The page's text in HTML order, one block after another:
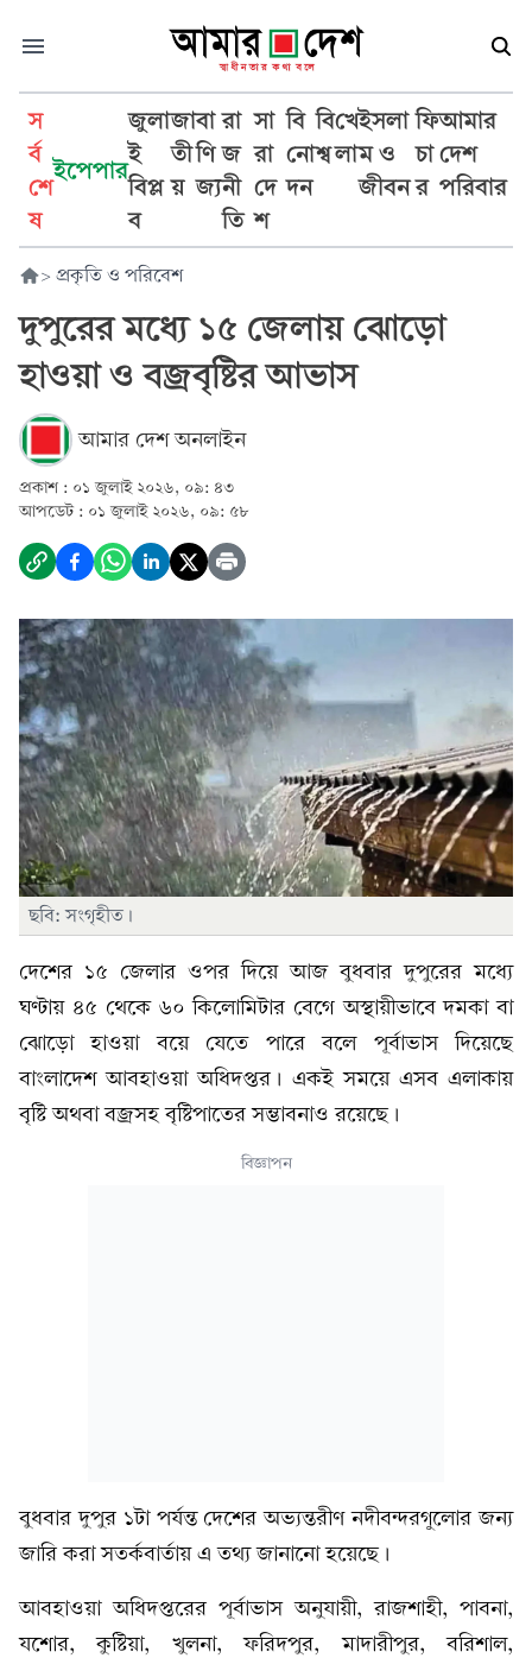
স
র্ব
শে
ষ
ইপেপার
জুলা
ই
বিপ্ল
ব
জা
তী
য়
বা
ণি
জ্য
রা
জ
নী
তি
সা
রা
দে
শ
বি
নো
দন
বি
শ্ব
খে
লা
ইসলা
ম ও
জীবন
ফি
চা
র
আমার
দেশ
পরিবার
> প্রকৃতি ও পরিবেশ
দুপুরের মধ্যে ১৫ জেলায় ঝোড়ো
হাওয়া ও বজ্রবৃষ্টির আভাস
আমার দেশ অনলাইন
প্রকাশ : ০১ জুলাই ২০২৬, ০৯: ৪৩
আপডেট : ০১ জুলাই ২০২৬, ০৯: ৫৮
ছবি: সংগৃহীত।
দেশের ১৫ জেলার ওপর দিয়ে আজ বুধবার দুপুরের মধ্যে
ঘণ্টায় ৪৫ থেকে ৬০ কিলোমিটার বেগে অস্থায়ীভাবে দমকা বা
ঝোড়ো হাওয়া বয়ে যেতে পারে বলে পূর্বাভাস দিয়েছে
বাংলাদেশ আবহাওয়া অধিদপ্তর। একই সময়ে এসব এলাকায়
বৃষ্টি অথবা বজ্রসহ বৃষ্টিপাতের সম্ভাবনাও রয়েছে।
বিজ্ঞাপন
বুধবার দুপুর ১টা পর্যন্ত দেশের অভ্যন্তরীণ নদীবন্দরগুলোর জন্য
জারি করা সতর্কবার্তায় এ তথ্য জানানো হয়েছে।
আবহাওয়া অধিদপ্তরের পূর্বাভাস অনুযায়ী, রাজশাহী, পাবনা,
যশোর, কুষ্টিয়া, খুলনা, ফরিদপুর, মাদারীপুর, বরিশাল,